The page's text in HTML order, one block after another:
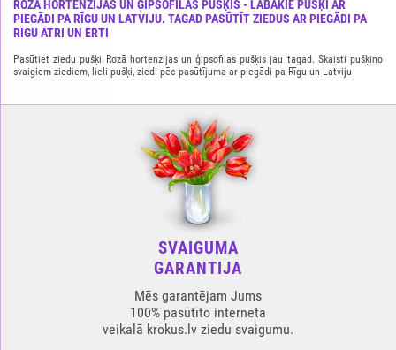
ROZĀ HORTENZIJAS UN ĢIPSOFILAS PUŠĶIS - LABĀKIE PUŠĶI AR
PIEGĀDI PA RĪGU UN LATVIJU. TAGAD PASŪTĪT ZIEDUS AR PIEGĀDI PA
RĪGU ĀTRI UN ĒRTI
Pasūtiet ziedu pušķi Rozā hortenzijas un ģipsofilas pušķis jau tagad. Skaisti pušķino
svaigiem ziediem, lieli pušķi, ziedi pēc pasūtījuma ar piegādi pa Rīgu un Latviju
SVAIGUMA
GARANTIJA
Mēs garantējam Jums
100% pasūtīto interneta
veikalā krokus.lv ziedu svaigumu.